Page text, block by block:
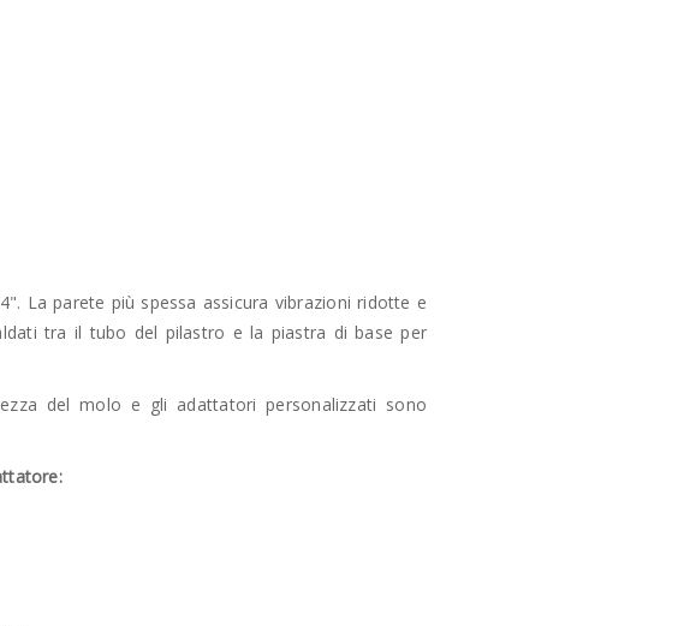
La parete più spessa assicura vibrazioni ridotte e
tra il tubo del pilastro e la piastra di base per
del molo e gli adattatori personalizzati sono